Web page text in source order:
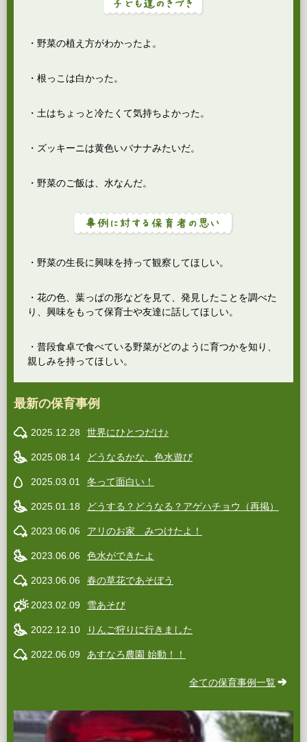
・野菜の植え方がわかったよ。
・根っこは白かった。
・土はちょっと冷たくて気持ちよかった。
・ズッキーニは黄色いバナナみたいだ。
・野菜のご飯は、水なんだ。
・野菜の生長に興味を持って観察してほしい。
・花の色、葉っぱの形などを見て、発見したことを調べた
り、興味をもって保育士や友達に話してほしい。
・普段食卓で食べている野菜がどのように育つかを知り、
親しみを持ってほしい。
最新の保育事例
2025.12.28 世界にひとつだけ♪
2025.08.14 どうなるかな、色水遊び
2025.03.01 冬って面白い！
2025.01.18 どうする？どうなる？アゲハチョウ（再掲）
2023.06.06 アリのお家 みつけたよ！
2023.06.06 色水ができたよ
2023.06.06 春の草花であそぼう
2023.02.09 雪あそび
2022.12.10 りんご狩りに行きました
2022.06.09 あすなろ農園 始動！！
全ての保育事例一覧